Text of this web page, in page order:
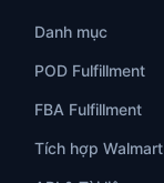
Danh mục
POD Fulfillment
FBA Fulfillment
Tích hợp Walmart